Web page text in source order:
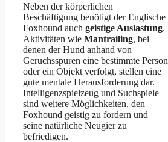
Neben der körperlichen
Beschäftigung benötigt der Englische
Foxhound auch geistige Auslastung.
Aktivitäten wie Mantrailing, bei
denen der Hund anhand von
Geruchsspuren eine bestimmte Person
oder ein Objekt verfolgt, stellen eine
gute mentale Herausforderung dar.
Intelligenzspielzeug und Suchspiele
sind weitere Möglichkeiten, den
Foxhound geistig zu fordern und
seine natürliche Neugier zu
befriedigen.